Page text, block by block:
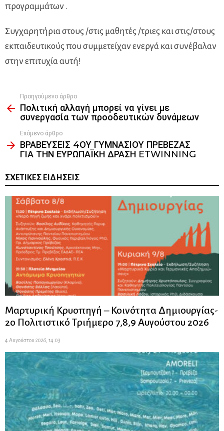
προγραμμάτων .
Συγχαρητήρια στους /στις μαθητές /τριες και στις/στους
εκπαιδευτικούς που συμμετείχαν ενεργά και συνέβαλαν
στην επιτυχία αυτή!
more
Προηγούμενο άρθρο
Πολιτική αλλαγή μπορεί να γίνει με
συνεργασία των προοδευτικών δυνάμεων
Επόμενο άρθρο
ΒΡΑΒΕΥΣΕΙΣ 4ΟΥ ΓΥΜΝΑΣΙΟΥ ΠΡΕΒΕΖΑΣ
ΓΙΑ ΤΗΝ ΕΥΡΩΠΑΪΚΗ ΔΡΑΣΗ ETWINNING
ΣΧΕΤΙΚΈΣ ΕΙΔΉΣΕΙΣ
Μαρτυρική Κρυοπηγή – Κοινότητα Δημιουργίας-
2ο Πολιτιστικό Τριήμερο 7,8,9 Αυγούστου 2026
4 Αυγούστου 2026, 14:03